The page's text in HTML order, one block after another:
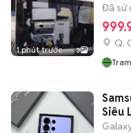
1 phút trước 3
Đã sử
Q.
Tram
Siêu